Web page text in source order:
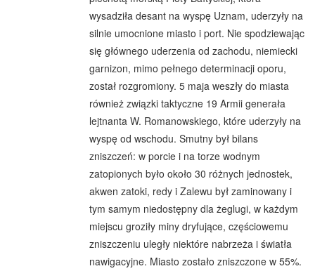
wysadziła desant na wyspę Uznam, uderzyły na
silnie umocnione miasto i port. Nie spodziewając
się głównego uderzenia od zachodu, niemiecki
garnizon, mimo pełnego determinacji oporu,
został rozgromiony. 5 maja weszły do miasta
również związki taktyczne 19 Armii generała
lejtnanta W. Romanowskiego, które uderzyły na
wyspę od wschodu. Smutny był bilans
zniszczeń: w porcie i na torze wodnym
zatopionych było około 30 różnych jednostek,
akwen zatoki, redy i Zalewu był zaminowany i
tym samym niedostępny dla żeglugi, w każdym
miejscu groziły miny dryfujące, częściowemu
zniszczeniu uległy niektóre nabrzeża i światła
nawigacyjne. Miasto zostało zniszczone w 55%.